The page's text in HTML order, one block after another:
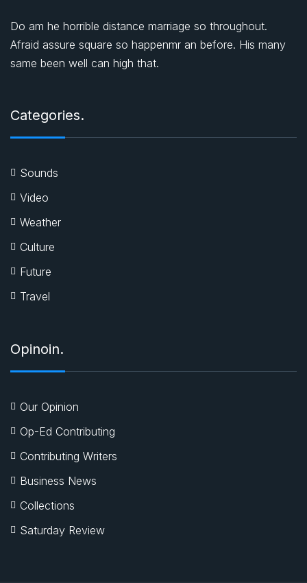
Do am he horrible distance marriage so throughout.
Afraid assure square so happenmr an before. His many
same been well can high that.
Categories.
Sounds
Video
Weather
Culture
Future
Travel
Opinoin.
Our Opinion
Op-Ed Contributing
Contributing Writers
Business News
Collections
Saturday Review